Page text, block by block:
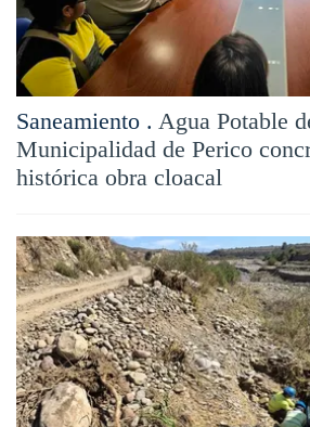
Saneamiento . Agua Potable
Municipalidad de Perico
histórica obra cloacal